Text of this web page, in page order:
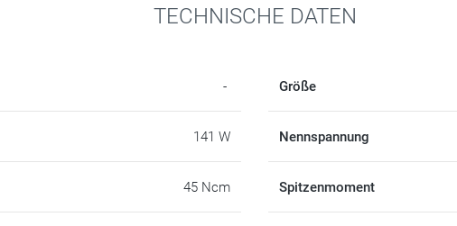
TECHNISCHE DATEN
-
141 W
45 Ncm
Größe
Nennspannung
Spitzenmoment